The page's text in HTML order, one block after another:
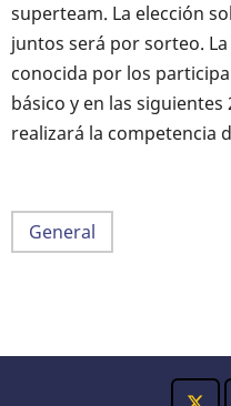
superteam. La elección
juntos será por sorteo.
conocida por los
básico y en las
realizará la competencia
General